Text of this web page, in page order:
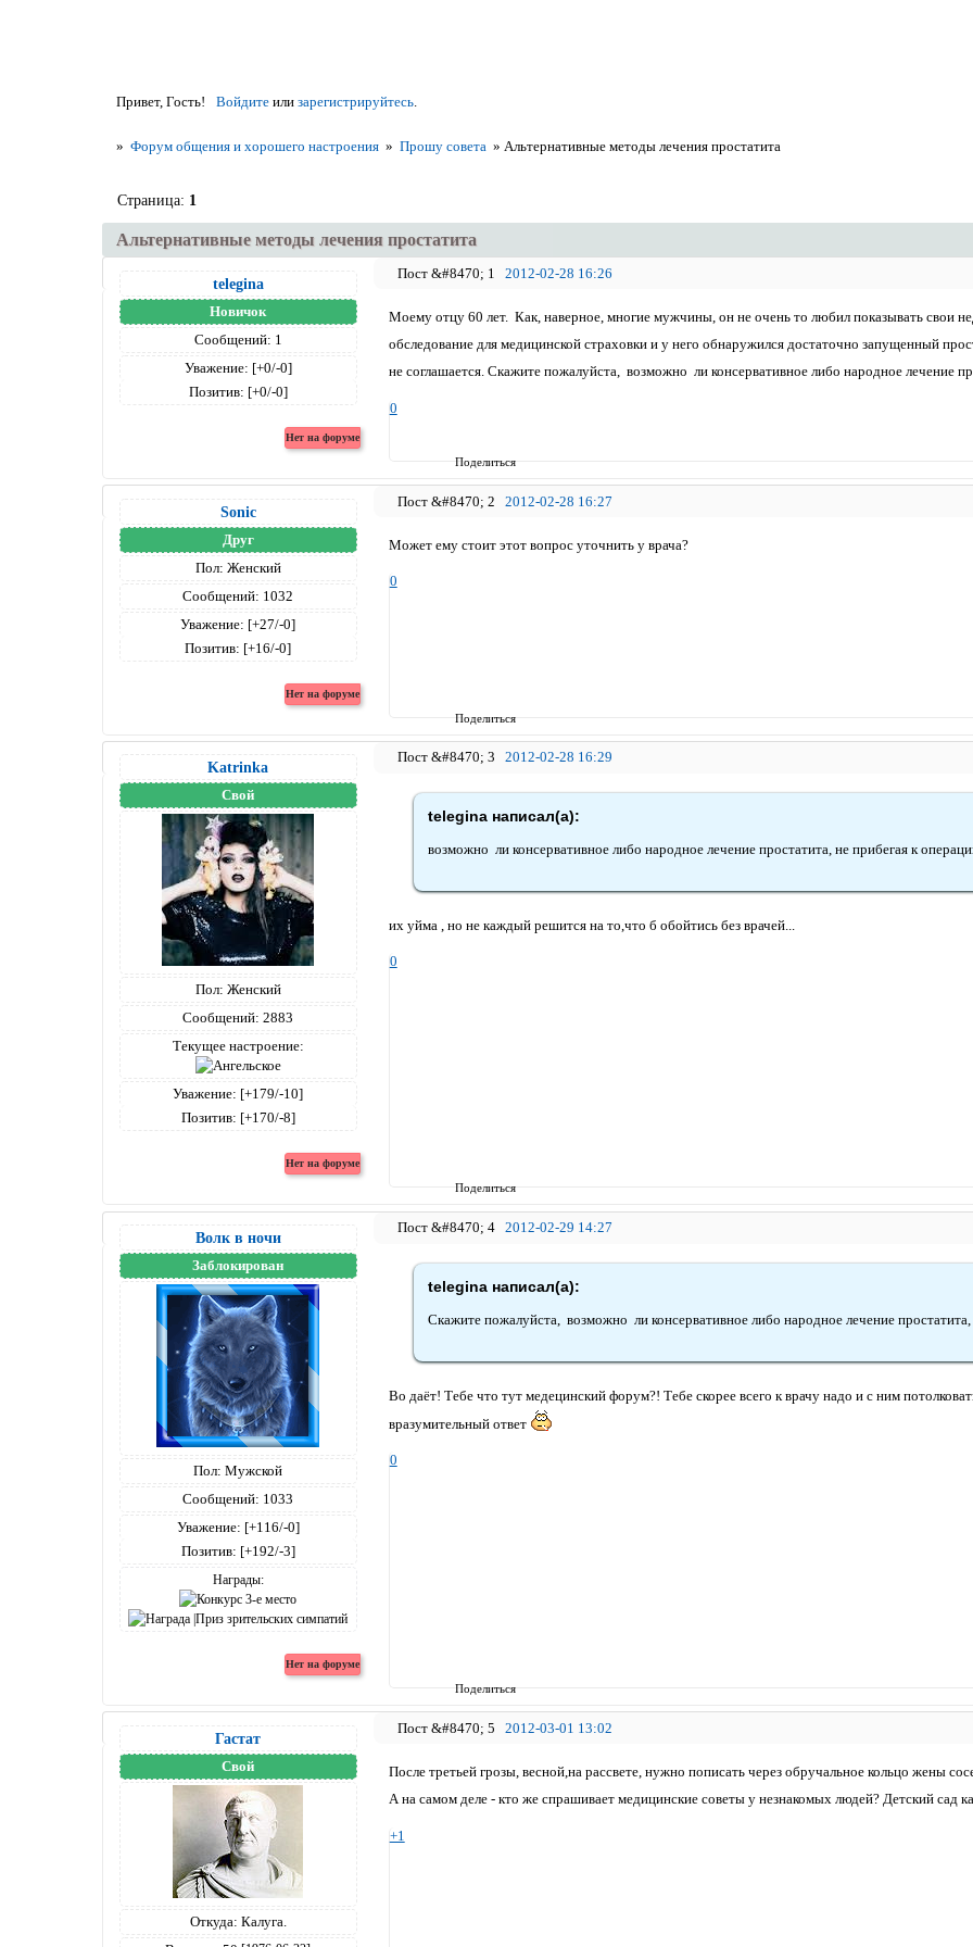
Привет, Гость! Войдитеили зарегистрируйтесь.
» Форум общения и хорошего настроения » Прошу совета » Альтернативные методы лечения простатита
Альтернативные методы лечения простатита
Страница: 1
Поделиться
1 2012-02-28 16:26
telegina
Новичок
Сообщений: 1
Уважение: [+0/-0]
Позитив: [+0/-0]
Моему отцу 60 лет. Как, наверное, многие мужчины, он не очень то любил показывать свои
обследование для медицинской страховки и у него обнаружился достаточно запущенный
не соглашается. Скажите пожалуйста, возможно ли консервативное либо народное лечение
0
Поделиться
2 2012-02-28 16:27
Sonic
Друг
Пол: Женский
Сообщений: 1032
Уважение: [+27/-0]
Позитив: [+16/-0]
Может ему стоит этот вопрос уточнить у врача?
0
Поделиться
3 2012-02-28 16:29
Katrinka
Свой
Пол: Женский
Сообщений: 2883
Текущее настроение:
Уважение: [+179/-10]
Позитив: [+170/-8]
telegina написал(а):
возможно ли консервативное либо народное лечение простатита, не прибегая к
их уйма , но не каждый решится на то,что б обойтись без врачей...
0
Поделиться
4 2012-02-29 14:27
Волк в ночи
Заблокирован
Пол: Мужской
Сообщений: 1033
Уважение: [+116/-0]
Позитив: [+192/-3]
Награды:
telegina написал(а):
Скажите пожалуйста, возможно ли консервативное либо народное лечение
Во даёт! Тебе что тут медецинский форум?! Тебе скорее всего к врачу надо и с ним
вразумительный ответ
0
5 2012-03-01 13:02
Гастат
Свой
Откуда: Калуга.
После третьей грозы, весной,на рассвете, нужно пописать через обручальное кольцо жены
А на самом деле - кто же спрашивает медицинские советы у незнакомых людей? Детский сад
+1